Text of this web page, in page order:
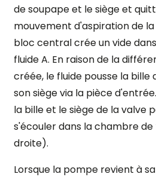
de soupape et le siège et
mouvement d'aspiration de
bloc central crée un vide
fluide A. En raison de la
créée, le fluide pousse la bille
son siège via la pièce
la bille et le siège de la valve
s'écouler dans la chambre de
droite).
Lorsque la pompe revient à